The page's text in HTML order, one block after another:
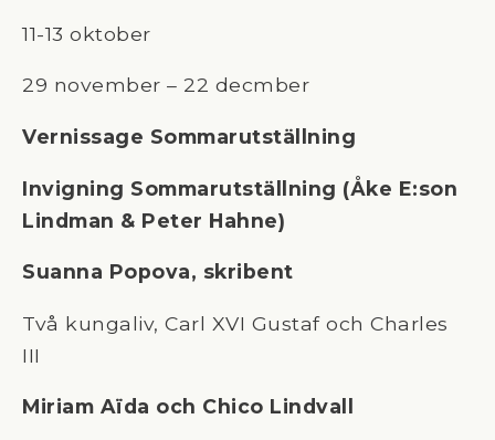
11-13 oktober
29 november – 22 decmber
Vernissage Sommarutställning
Invigning Sommarutställning (Åke E:son
Lindman & Peter Hahne)
Suanna Popova, skribent
Två kungaliv, Carl XVI Gustaf och Charles
III
Miriam Aïda och Chico Lindvall